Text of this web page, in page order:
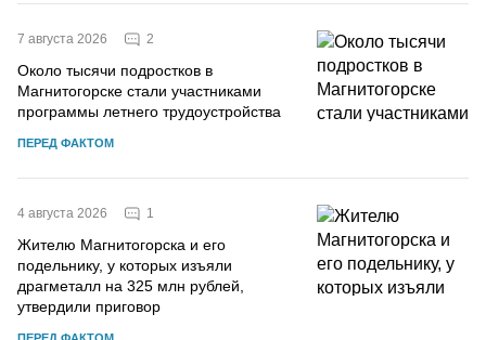
7 августа 2026 2
Около тысячи подростков в
Магнитогорске стали участниками
программы летнего трудоустройства
ПЕРЕД ФАКТОМ
4 августа 2026 1
Жителю Магнитогорска и его
подельнику, у которых изъяли
драгметалл на 325 млн рублей,
утвердили приговор